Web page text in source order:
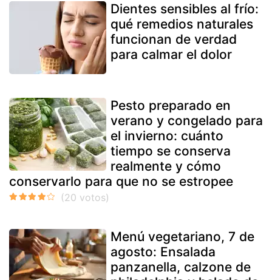
Dientes sensibles al frío:
qué remedios naturales
funcionan de verdad
para calmar el dolor
Pesto preparado en
verano y congelado para
el invierno: cuánto
tiempo se conserva
realmente y cómo
conservarlo para que no se estropee
Menú vegetariano, 7 de
agosto: Ensalada
panzanella, calzone de